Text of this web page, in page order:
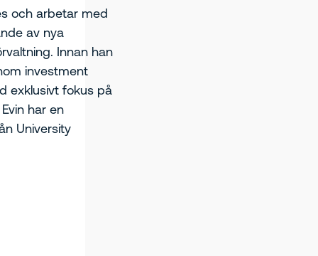
och arbetar med
av nya
Innan han
investment
exklusivt fokus på
har en
University